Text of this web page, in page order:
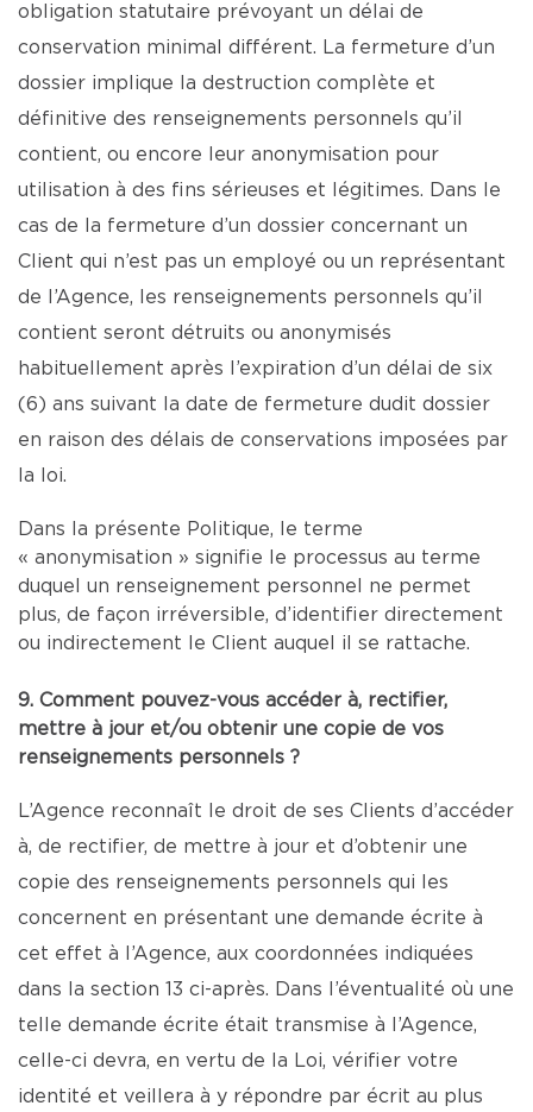
obligation statutaire prévoyant un délai de
conservation minimal différent. La fermeture d’un
dossier implique la destruction complète et
définitive des renseignements personnels qu’il
contient, ou encore leur anonymisation pour
utilisation à des fins sérieuses et légitimes. Dans le
cas de la fermeture d’un dossier concernant un
Client qui n’est pas un employé ou un représentant
de l’Agence, les renseignements personnels qu’il
contient seront détruits ou anonymisés
habituellement après l’expiration d’un délai de six
(6) ans suivant la date de fermeture dudit dossier
en raison des délais de conservations imposées par
la loi.
Dans la présente Politique, le terme
« anonymisation » signifie le processus au terme
duquel un renseignement personnel ne permet
plus, de façon irréversible, d’identifier directement
ou indirectement le Client auquel il se rattache.
9. Comment pouvez-vous accéder à, rectifier,
mettre à jour et/ou obtenir une copie de vos
renseignements personnels ?
L’Agence reconnaît le droit de ses Clients d’accéder
à, de rectifier, de mettre à jour et d’obtenir une
copie des renseignements personnels qui les
concernent en présentant une demande écrite à
cet effet à l’Agence, aux coordonnées indiquées
dans la section 13 ci-après. Dans l’éventualité où une
telle demande écrite était transmise à l’Agence,
celle-ci devra, en vertu de la Loi, vérifier votre
identité et veillera à y répondre par écrit au plus